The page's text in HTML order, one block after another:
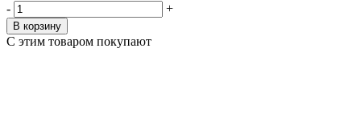
-
+
В корзину
С этим товаром покупают